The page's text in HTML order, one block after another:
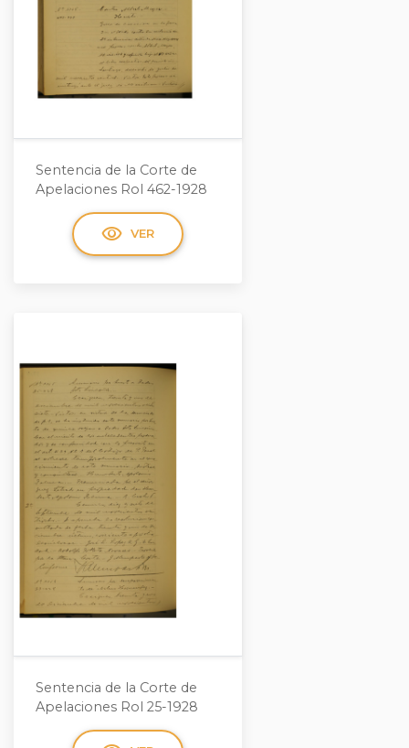
Sentencia de la Corte de
Apelaciones Rol 462-1928
visibility VER
Sentencia de la Corte de
Apelaciones Rol 25-1928